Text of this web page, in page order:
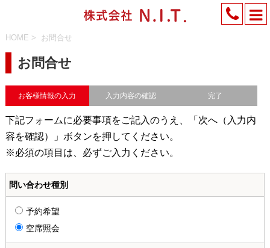
HOME > お問合せ
お問合せ
お客様情報の入力 入力内容の確認 完了
下記フォームに必要事項をご記入のうえ、「次へ（入力内
容を確認）」ボタンを押してください。
※必須の項目は、必ずご入力ください。
問い合わせ種別
予約希望
空席照会